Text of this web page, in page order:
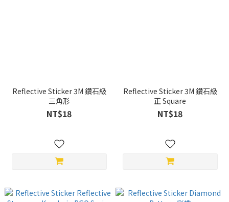
Reflective Sticker 3M 鑽石級
三角形
NT$18
Reflective Sticker 3M 鑽石級
正 Square
NT$18